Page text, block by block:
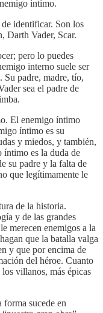
íntimo.
identificar. Son los
Darth Vader, Scar.
pero lo puedes
interno suele ser
Su padre, madre, tío,
sea el padre de
El enemigo íntimo
íntimo es su
y miedos, y también,
íntimo es la duda de
su padre y la falta de
que legítimamente le
de la historia.
y de las grandes
merecen enemigos a la
que la batalla valga
y que por encima de
del héroe. Cuanto
los villanos, más épicas
forma sucede en